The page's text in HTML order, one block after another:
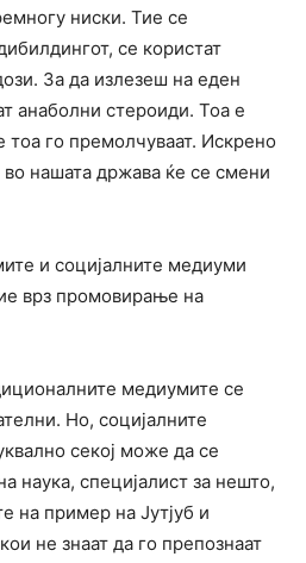
ниски. Тие се
се користат
За да излезеш на еден
анаболни стероиди. Тоа е
тоа го премолчуваат. Искрено
нашата држава ќе се смени
и социјалните медиуми
врз промовирање на
медиумите се
Но, социјалните
секој може да се
наука, специјалист за нешто,
на пример на Јутјуб и
не знаат да го препознаат